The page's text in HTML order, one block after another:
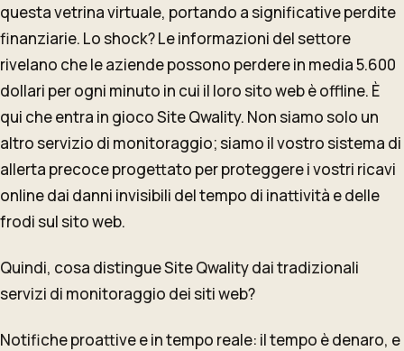
questa vetrina virtuale, portando a significative perdite
finanziarie. Lo shock? Le informazioni del settore
rivelano che le aziende possono perdere in media 5.600
dollari per ogni minuto in cui il loro sito web è offline. È
qui che entra in gioco Site Qwality. Non siamo solo un
altro servizio di monitoraggio; siamo il vostro sistema di
allerta precoce progettato per proteggere i vostri ricavi
online dai danni invisibili del tempo di inattività e delle
frodi sul sito web.
Quindi, cosa distingue Site Qwality dai tradizionali
servizi di monitoraggio dei siti web?
Notifiche proattive e in tempo reale: il tempo è denaro, e